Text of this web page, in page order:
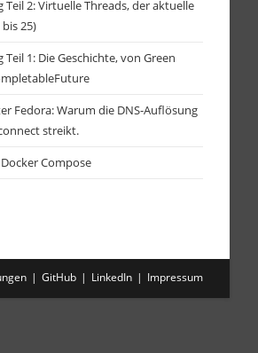
Teil 2: Virtuelle Threads, der aktuelle
bis 25)
Teil 1: Die Geschichte, von Green
Fedora: Warum die DNS-Auflösung
streikt.
Compose
GitHub LinkedIn Impressum